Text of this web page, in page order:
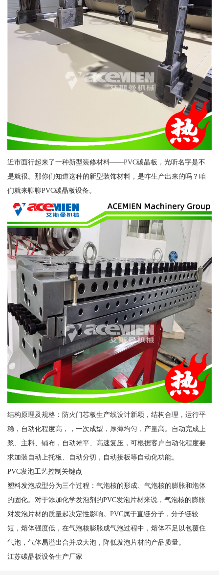
近市面行起来了一种新型装修材料——PVC碳晶板，光听名字是不
是就很。那你们知道这种的新型装饰材料，是咋生产出来的吗？咱
们就来聊聊PVC碳晶板设备。
结构原理及规格：防火门芯板生产线设计新颖，结构合理，运行平
稳，自动化程度高，，一次成型，厚薄均匀，产量高。自动完成上
浆、主料、铺布，自动摊平、高速复压，可根据客户自动化程度要
求加装自动上托板、自动分切，自动接板等自动化功能。
PVC发泡工艺控制关键点
塑料发泡成型分为三个过程：气泡核的形成、气泡核的膨胀和泡体
的固化。对于添加化学发泡剂的PVC发泡片材来说，气泡核的膨胀
对发泡片材的质量起决定性影响。PVC属于直链分子，分子链较
短，熔体强度低，在气泡核膨胀成气泡过程中，熔体不足以包覆住
气泡，气体易溢出合并成大泡，降低发泡片材的产品质量。
江苏碳晶板设备生产厂家